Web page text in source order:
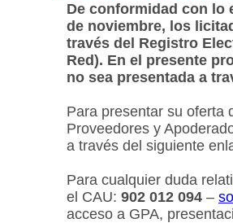
De conformidad con lo
de noviembre, los
través del Registro
Red). En el presente
no sea presentada a
Para presentar su oferta
Proveedores y
a través del siguiente
Para cualquier duda
el CAU: 902 012 094 –
acceso a GPA,